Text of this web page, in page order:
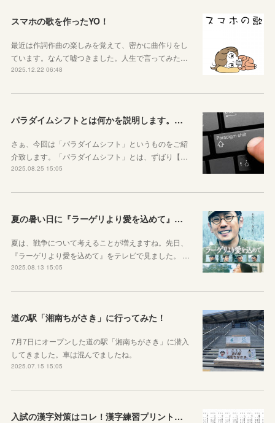
スマホの歌を作ったYO！
最近は作詞作曲の楽しみを覚えて、密かに曲作りをし
ています。なんて嘘つきました。人生で言ってみた…
2025.12.22 06:48
パラダイムシフトとは何かを説明します。あなたも使ってみましょう
さぁ、今回は「パラダイムシフト」というものをご紹
介致します。「パラダイムシフト」とは、ずばり【…
2025.08.25 15:05
夏の暑い日に『ラーゲリより愛を込めて』を見ました
夏は、戦争について考えることが増えますね。先日、
『ラーゲリより愛を込めて』をテレビで見ました。 …
2025.08.13 15:05
道の駅「湘南ちがさき」に行ってみた！
7月7日にオープンした道の駅「湘南ちがさき」に潜入
してきました。車は混んでましたね。
2025.07.15 15:05
入試の漢字対策はコレ！漢字練習プリントのご紹介！